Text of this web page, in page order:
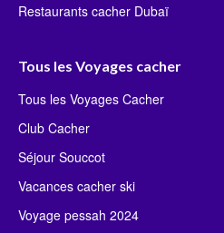
Restaurants cacher Dubaï
Tous les Voyages cacher
Tous les Voyages Cacher
Club Cacher
Séjour Souccot
Vacances cacher ski
Voyage pessah 2024